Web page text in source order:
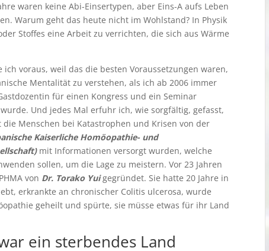
waren keine Abi-Einsertypen, aber Eins-A aufs Leben
Warum geht das heute nicht im Wohlstand? In Physik
Stoffes eine Arbeit zu verrichten, die sich aus Wärme
ich voraus, weil das die besten Voraussetzungen waren,
Mentalität zu verstehen, als ich ab 2006 immer
für einen Kongress und ein Seminar
Und jedes Mal erfuhr ich, wie sorgfältig, gefasst,
Menschen bei Katastrophen und Krisen von der
Kaiserliche Homöopathie- und
mit Informationen versorgt wurden, welche
sollen, um die Lage zu meistern. Vor 23 Jahren
von Dr. Torako Yui gegründet. Sie hatte 20 Jahre in
erkrankte an chronischer Colitis ulcerosa, wurde
geheilt und spürte, sie müsse etwas für ihr Land
ein sterbendes Land